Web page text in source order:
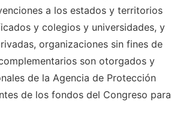
a los estados y territorios
y colegios y universidades, y
organizaciones sin fines de
son otorgados y
de la Agencia de Protección
de los fondos del Congreso para